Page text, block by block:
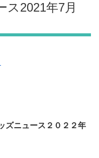
ス2021年7月
ズニュース２０２２年